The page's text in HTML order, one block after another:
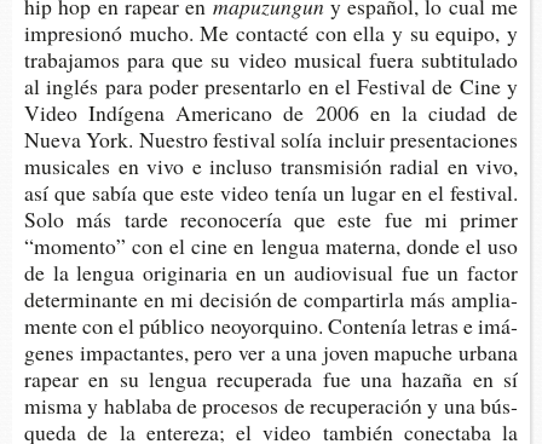
hip hop en rapear en mapuzungun y espa­ñol, lo cual me
impre­sio­nó mucho. Me con­tac­té con ella y su equi­po, y
tra­ba­ja­mos para que su video musi­cal fuera sub­ti­tu­la­do
al inglés para poder pre­sen­tar­lo en el Fes­ti­val de Cine y
Video Indí­ge­na Ame­ri­cano de 2006 en la ciu­dad de
Nueva York. Nues­tro fes­ti­val solía incluir pre­sen­ta­cio­nes
musi­ca­les en vivo e inclu­so trans­mi­sión radial en vivo,
así que sabía que este video tenía un lugar en el fes­ti­val.
Solo más tarde reco­no­ce­ría que este fue mi pri­mer
“momen­to” con el cine en len­gua mater­na, donde el uso
de la len­gua ori­gi­na­ria en un audio­vi­sual fue un fac­tor
deter­mi­nan­te en mi deci­sión de com­par­tir­la más amplia­
men­te con el públi­co neo­yor­quino. Con­te­nía letras e imá­
ge­nes impac­tan­tes, pero ver a una joven mapu­che urba­na
rapear en su len­gua recu­pe­ra­da fue una haza­ña en sí
misma y habla­ba de pro­ce­sos de recu­pe­ra­ción y una bús­
que­da de la ente­re­za; el video tam­bién conec­ta­ba la